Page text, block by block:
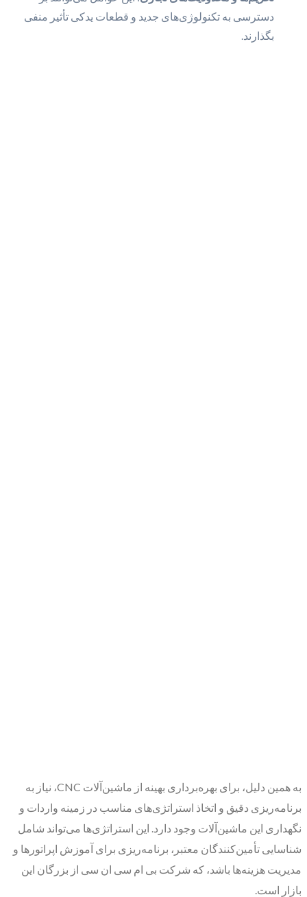
دسترسی به تکنولوژی‌های جدید و قطعات یدکی تأثیر منفی
بگذارند.
به همین دلیل، برای بهره‌برداری بهینه از ماشین‌آلات CNC، نیاز به
برنامه‌ریزی دقیق و اتخاذ استراتژی‌های مناسب در زمینه واردات و
نگهداری این ماشین‌آلات وجود دارد. این استراتژی‌ها می‌تواند شامل
شناسایی تأمین‌کنندگان معتبر، برنامه‌ریزی برای آموزش اپراتورها و
مدیریت هزینه‌ها باشد، که شرکت بی ام سی ان سی از بزرگان این
بازار است.